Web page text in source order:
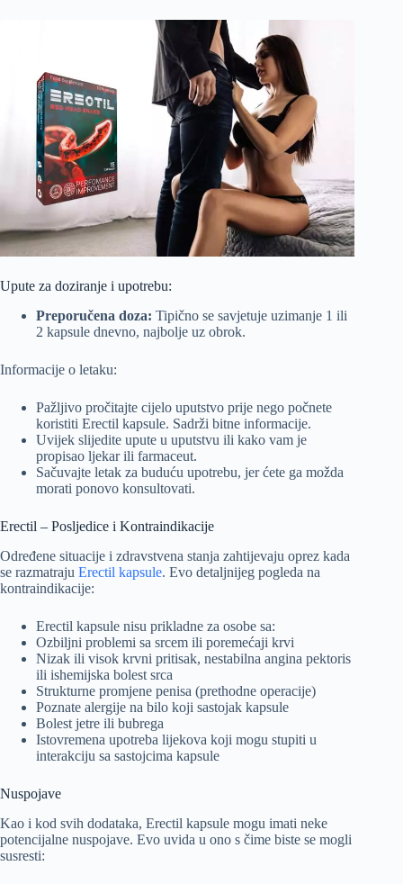
Upute za doziranje i upotrebu:
Preporučena doza: Tipično se savjetuje uzimanje 1 ili
2 kapsule dnevno, najbolje uz obrok.
Informacije o letaku:
Pažljivo pročitajte cijelo uputstvo prije nego počnete
koristiti Erectil kapsule. Sadrži bitne informacije.
Uvijek slijedite upute u uputstvu ili kako vam je
propisao ljekar ili farmaceut.
Sačuvajte letak za buduću upotrebu, jer ćete ga možda
morati ponovo konsultovati.
Erectil – Posljedice i Kontraindikacije
Određene situacije i zdravstvena stanja zahtijevaju oprez kada
se razmatraju Erectil kapsule. Evo detaljnijeg pogleda na
kontraindikacije:
Erectil kapsule nisu prikladne za osobe sa:
Ozbiljni problemi sa srcem ili poremećaji krvi
Nizak ili visok krvni pritisak, nestabilna angina pektoris
ili ishemijska bolest srca
Strukturne promjene penisa (prethodne operacije)
Poznate alergije na bilo koji sastojak kapsule
Bolest jetre ili bubrega
Istovremena upotreba lijekova koji mogu stupiti u
interakciju sa sastojcima kapsule
Nuspojave
Kao i kod svih dodataka, Erectil kapsule mogu imati neke
potencijalne nuspojave. Evo uvida u ono s čime biste se mogli
susresti: